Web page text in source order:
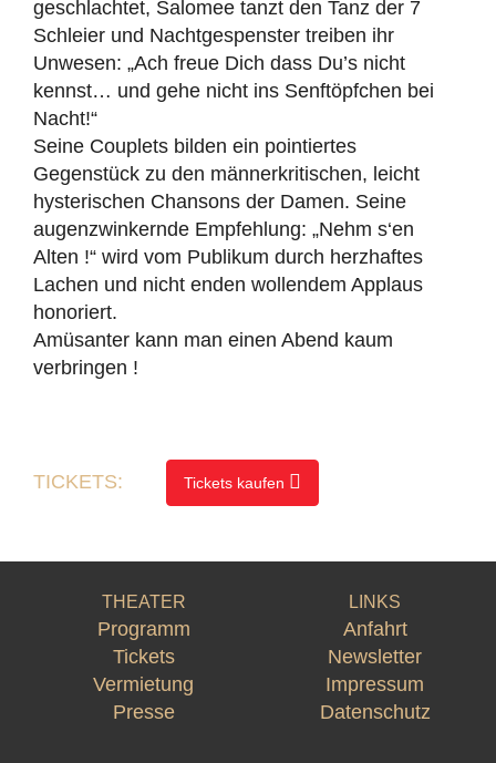
geschlachtet, Salomee tanzt den Tanz der 7
Schleier und Nachtgespenster treiben ihr
Unwesen: „Ach freue Dich dass Du’s nicht
kennst… und gehe nicht ins Senftöpfchen bei
Nacht!“
Seine Couplets bilden ein pointiertes
Gegenstück zu den männerkritischen, leicht
hysterischen Chansons der Damen. Seine
augenzwinkernde Empfehlung: „Nehm s‘en
Alten !“ wird vom Publikum durch herzhaftes
Lachen und nicht enden wollendem Applaus
honoriert.
Amüsanter kann man einen Abend kaum
verbringen !
TICKETS: Tickets kaufen
THEATER
Programm
Tickets
Vermietung
Presse
LINKS
Anfahrt
Newsletter
Impressum
Datenschutz